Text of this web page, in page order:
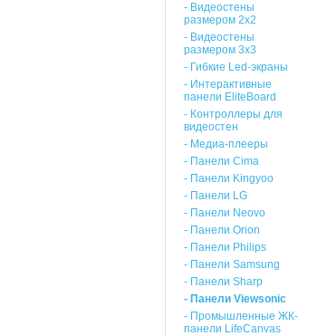
- Видеостены
размером 2х2
- Видеостены
размером 3х3
- Гибкие Led-экраны
- Интерактивные
панели EliteBoard
- Контроллеры для
видеостен
- Медиа-плееры
- Панели Cima
- Панели Kingyoo
- Панели LG
- Панели Neovo
- Панели Orion
- Панели Philips
- Панели Samsung
- Панели Sharp
- Панели Viewsonic
- Промышленные ЖК-
панели LifeCanvas